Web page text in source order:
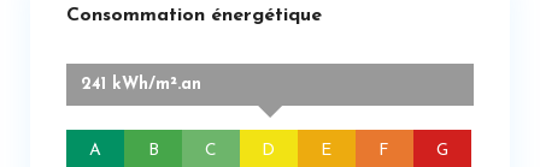
Consommation énergétique
A B C
241 kWh/m².an
D E F G